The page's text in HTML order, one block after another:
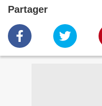
Partager